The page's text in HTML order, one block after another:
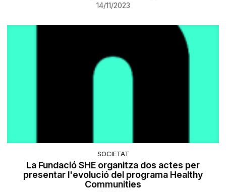
14/11/2023
SOCIETAT
La Fundació SHE organitza dos actes per
presentar l'evolució del programa Healthy
Communities